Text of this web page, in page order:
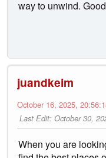
way to unwind.
juandkeim
October 16, 2025,
Last Edit: October 30,
When you are